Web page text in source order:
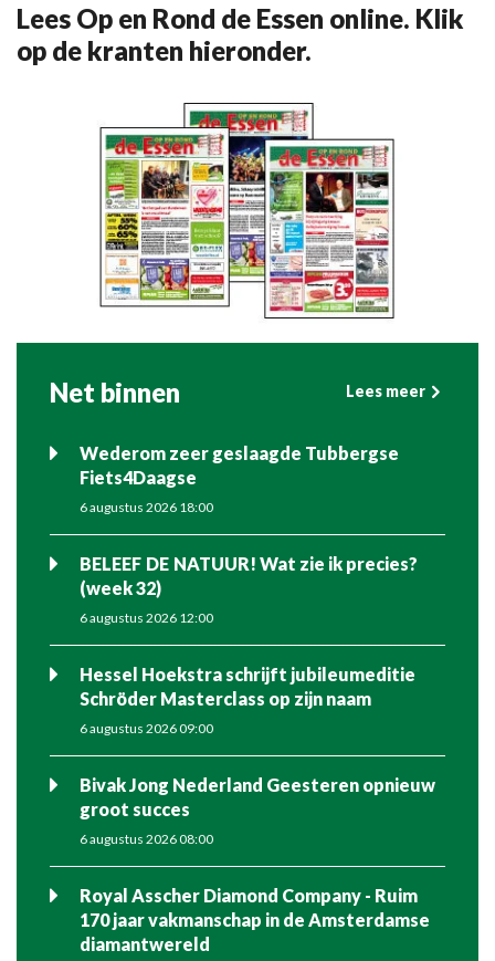
Lees Op en Rond de Essen online. Klik
op de kranten hieronder.
Net binnen Lees meer
Wederom zeer geslaagde Tubbergse
Fiets4Daagse
6 augustus 2026 18:00
BELEEF DE NATUUR! Wat zie ik precies?
(week 32)
6 augustus 2026 12:00
Hessel Hoekstra schrijft jubileumeditie
Schröder Masterclass op zijn naam
6 augustus 2026 09:00
Bivak Jong Nederland Geesteren opnieuw
groot succes
6 augustus 2026 08:00
Royal Asscher Diamond Company - Ruim
170 jaar vakmanschap in de Amsterdamse
diamantwereld